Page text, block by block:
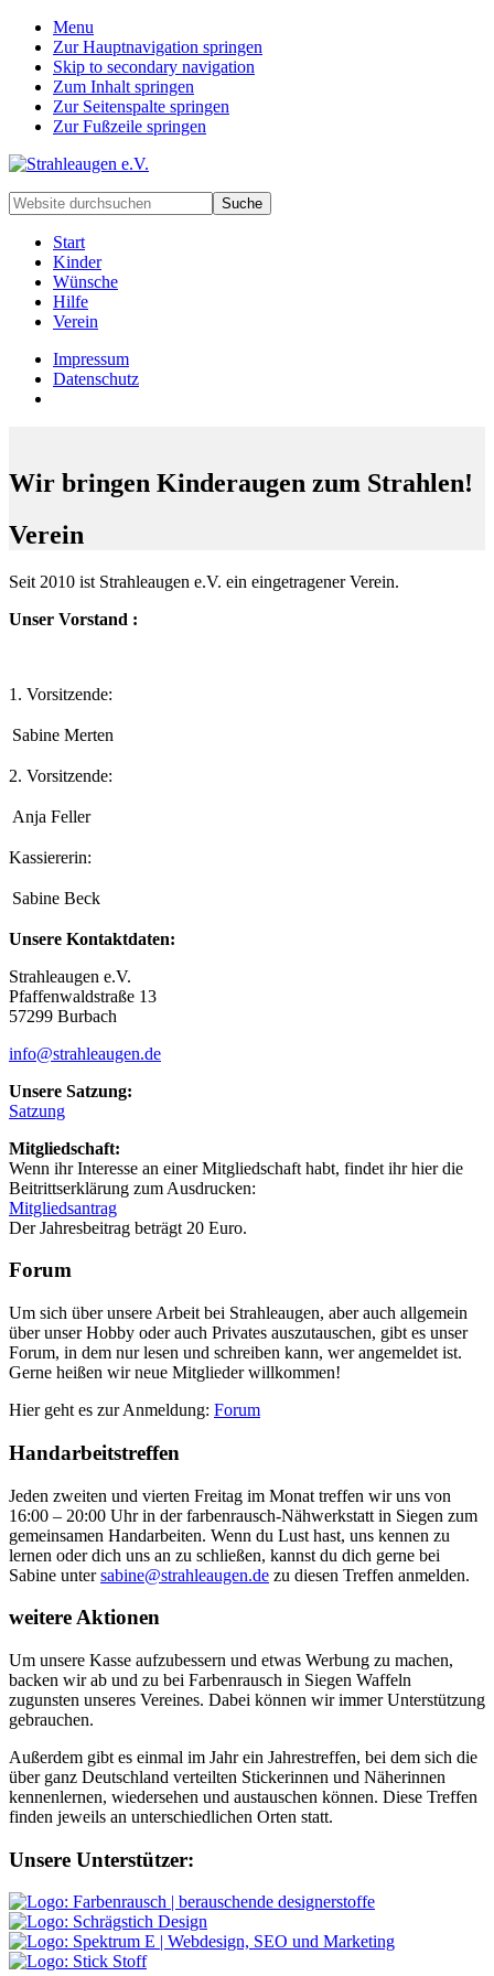
Menu
Zur Hauptnavigation springen
Skip to secondary navigation
Zum Inhalt springen
Zur Seitenspalte springen
Zur Fußzeile springen
Handarbeiten
für
besondere
Kinder
deren
Familien
Website
durchsuchen
Start
Kinder
Wünsche
Hilfe
Verein
Impressum
Datenschutz
Wir bringen Kinderaugen zum Strahlen!
Verein
Seit 2010 ist Strahleaugen e.V. ein eingetragener Verein.
Unser Vorstand :
1. Vorsitzende:
Sabine Merten
2. Vorsitzende:
Anja Feller
Kassiererin:
Sabine Beck
Unsere Kontaktdaten:
Strahleaugen e.V.
Pfaffenwaldstraße 13
57299 Burbach
info@strahleaugen.de
Unsere Satzung:
Satzung
Mitgliedschaft:
Wenn ihr Interesse an einer Mitgliedschaft habt, findet ihr hier die
Beitrittserklärung zum Ausdrucken:
Mitgliedsantrag
Der Jahresbeitrag beträgt 20 Euro.
Seitenspalte
Forum
Um sich über unsere Arbeit bei Strahle­augen, aber auch allgemein
über unser Hobby oder auch Privates auszu­tauschen, gibt es unser
Forum, in dem nur lesen und schreiben kann, wer angemeldet ist.
Gerne heißen wir neue Mitglieder willkommen!
Hier geht es zur Anmeldung: Forum
Handarbeitstreffen
Jeden zweiten und vierten Freitag im Monat treffen wir uns von
16:00 – 20:00 Uhr in der farbenrausch-Nähwerkstatt in Siegen zum
gemeinsamen Handarbeiten. Wenn du Lust hast, uns kennen zu
lernen oder dich uns an zu schließen, kannst du dich gerne bei
Sabine untersabine@strahleaugen.de zu diesen Treffen anmelden.
weitere Aktionen
Um unsere Kasse aufzubessern und etwas Werbung zu machen,
backen wir ab und zu bei Farbenrausch in Siegen Waffeln
zugunsten unseres Vereines. Dabei können wir immer Unterstützung
gebrauchen.
Außerdem gibt es einmal im Jahr ein Jahrestreffen, bei dem sich die
über ganz Deutschland verteilten Stickerinnen und Näherinnen
kennenlernen, wiedersehen und austauschen können. Diese Treffen
finden jeweils an unterschiedlichen Orten statt.
Footer
Unsere Unterstützer: